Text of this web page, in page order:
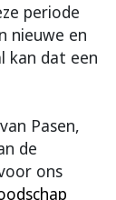
periode
nieuwe en
kan dat een
Pasen,
de
ons